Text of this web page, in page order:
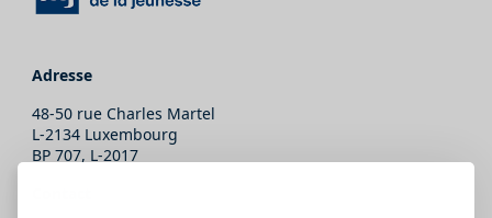
Adresse
48-50 rue Charles Martel
L-2134 Luxembourg
BP 707, L-2017